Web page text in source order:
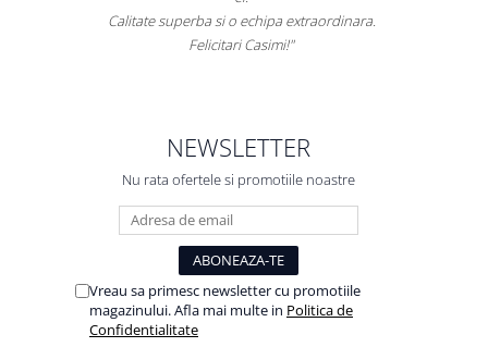
Calitate superba si o echipa extraordinara.
Felicitari Casimi!"
NEWSLETTER
Nu rata ofertele si promotiile noastre
Vreau sa primesc newsletter cu promotiile
magazinului. Afla mai multe in Politica de
Confidentialitate